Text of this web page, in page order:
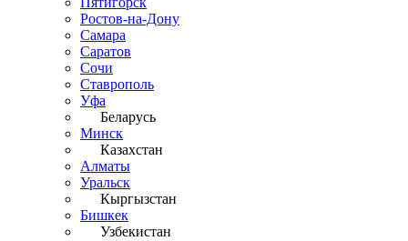
Ростов-на-Дону
Самара
Саратов
Сочи
Ставрополь
Уфа
Беларусь
Минск
Казахстан
Алматы
Уральск
Кыргызстан
Бишкек
Узбекистан